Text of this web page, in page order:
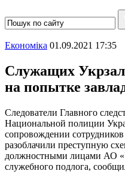
Економіка 01.09.2021 17:35
Служащих
на попытке
Следователи Главного
Национальной полиции
сопровождении
разоблачили преступную
должностными лицами АО
служебного подлога,